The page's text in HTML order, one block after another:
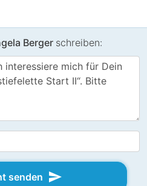
Berger schreiben:
senden send